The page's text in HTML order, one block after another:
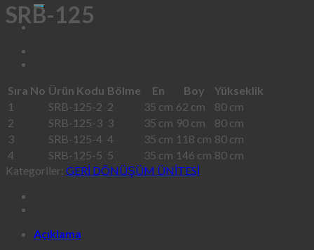
SRB-125
Sıra No Ürün Kodu Bölme En Boy
Yükseklik
1
SRB-125-2 2 35 cm 62 cm
80 cm
2
SRB-125-3 3 35 cm 90 cm
80 cm
3
SRB-125-4 4 35 cm 118 cm 80 cm
4
SRB-125-5 5 35 cm 146 cm 80 cm
Kategoriler: GERİ DÖNÜŞÜM ÜNİTESİ
Açıklama